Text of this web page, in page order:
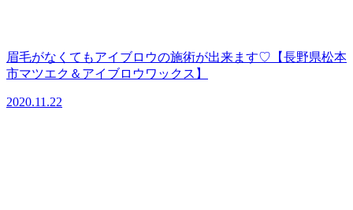
眉毛がなくてもアイブロウの施術が出来ます♡【長野県松本
市マツエク＆アイブロウワックス】
2020.11.22